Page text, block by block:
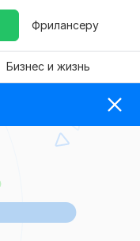
Фрилансеру
Бизнес и жизнь